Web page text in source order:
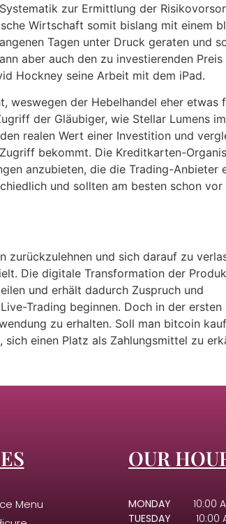
zur Ermittlung der
Wirtschaft somit bislang mit einem
Tagen unter Druck geraten und
aber auch den zu investierenden Preis
Hockney seine Arbeit mit dem iPad.
weswegen der Hebelhandel eher etwas
der Gläubiger, wie Stellar Lumens
realen Wert einer Investition und
bekommt. Die Kreditkarten-
anzubieten, die die Trading-Anbieter
und sollten am besten schon vor
und sich darauf zu
Die digitale Transformation der
und erhält dadurch Zuspruch und
Trading beginnen. Doch in der ersten
zu erhalten. Soll man bitcoin
einen Platz als Zahlungsmittel zu
Menu
OUR
MONDAY 10:00
TUESDAY
10:00